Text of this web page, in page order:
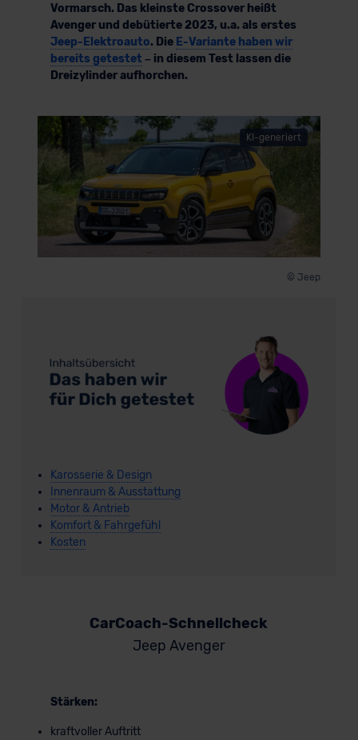
Vormarsch. Das kleinste Crossover heißt
Avenger und debütierte 2023, u.a. als erstes
Jeep-Elektroauto. Die E-Variante haben wir
bereits getestet – in diesem Test lassen die
Dreizylinder aufhorchen.
KI-generiert
© Jeep
Karosserie & Design
Innenraum & Ausstattung
Motor & Antrieb
Komfort & Fahrgefühl
Kosten
CarCoach-Schnellcheck
Jeep Avenger
Stärken:
kraftvoller Auftritt